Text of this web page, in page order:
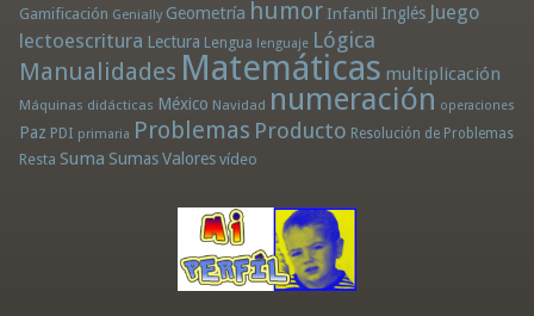
Gamificación Genially Geometría humor Infantil Inglés Juego
lectoescritura Lectura Lengua lenguaje Lógica
Manualidades Matemáticas multiplicación
Máquinas didácticas México Navidad numeración operaciones
Paz PDI primaria Problemas Producto Resolución de Problemas
Resta Suma Sumas Valores vídeo